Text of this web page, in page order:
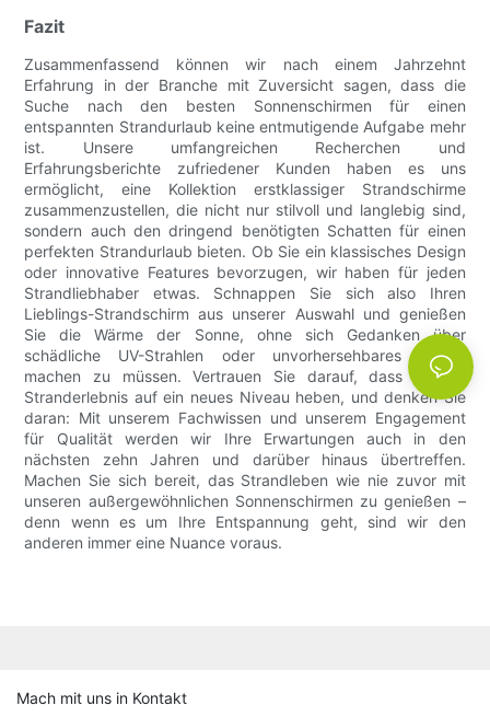
Fazit
Zusammenfassend können wir nach einem Jahrzehnt
Erfahrung in der Branche mit Zuversicht sagen, dass die
Suche nach den besten Sonnenschirmen für einen
entspannten Strandurlaub keine entmutigende Aufgabe mehr
ist. Unsere umfangreichen Recherchen und
Erfahrungsberichte zufriedener Kunden haben es uns
ermöglicht, eine Kollektion erstklassiger Strandschirme
zusammenzustellen, die nicht nur stilvoll und langlebig sind,
sondern auch den dringend benötigten Schatten für einen
perfekten Strandurlaub bieten. Ob Sie ein klassisches Design
oder innovative Features bevorzugen, wir haben für jeden
Strandliebhaber etwas. Schnappen Sie sich also Ihren
Lieblings-Strandschirm aus unserer Auswahl und genießen
Sie die Wärme der Sonne, ohne sich Gedanken über
schädliche UV-Strahlen oder unvorhersehbares Wetter
machen zu müssen. Vertrauen Sie darauf, dass wir Ihr
Stranderlebnis auf ein neues Niveau heben, und denken Sie
daran: Mit unserem Fachwissen und unserem Engagement
für Qualität werden wir Ihre Erwartungen auch in den
nächsten zehn Jahren und darüber hinaus übertreffen.
Machen Sie sich bereit, das Strandleben wie nie zuvor mit
unseren außergewöhnlichen Sonnenschirmen zu genießen –
denn wenn es um Ihre Entspannung geht, sind wir den
anderen immer eine Nuance voraus.
Mach mit uns in Kontakt